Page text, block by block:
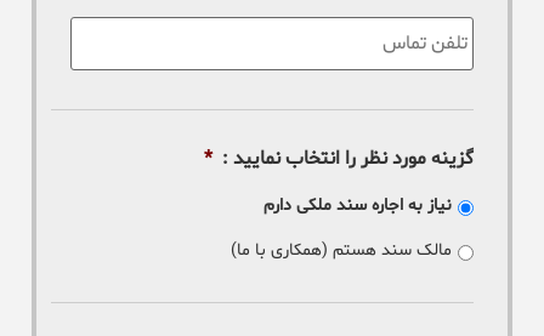
تلفن
تماس
:
*
گزینه مورد نظر را انتخاب نمایید : *
نیاز به اجاره سند ملکی دارم
مالک سند هستم (همکاری با ما)